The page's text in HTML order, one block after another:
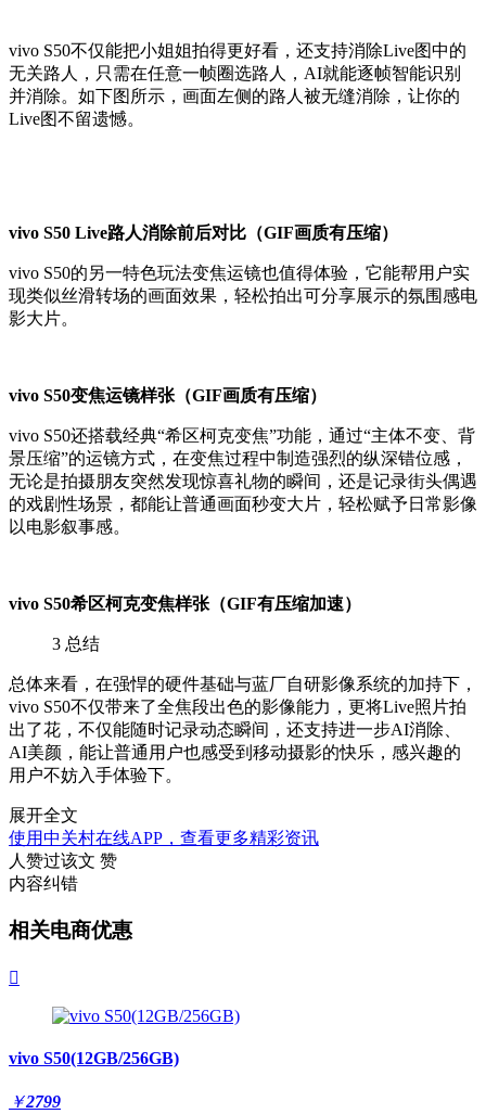
vivo S50不仅能把小姐姐拍得更好看，还支持消除Live图中的
无关路人，只需在任意一帧圈选路人，AI就能逐帧智能识别
并消除。如下图所示，画面左侧的路人被无缝消除，让你的
Live图不留遗憾。
vivo S50 Live路人消除前后对比（GIF画质有压缩）
vivo S50的另一特色玩法变焦运镜也值得体验，它能帮用户实
现类似丝滑转场的画面效果，轻松拍出可分享展示的氛围感电
影大片。
vivo S50变焦运镜样张（GIF画质有压缩）
vivo S50还搭载经典“希区柯克变焦”功能，通过“主体不变、背
景压缩”的运镜方式，在变焦过程中制造强烈的纵深错位感，
无论是拍摄朋友突然发现惊喜礼物的瞬间，还是记录街头偶遇
的戏剧性场景，都能让普通画面秒变大片，轻松赋予日常影像
以电影叙事感。
vivo S50希区柯克变焦样张（GIF有压缩加速）
3 总结
总体来看，在强悍的硬件基础与蓝厂自研影像系统的加持下，
vivo S50不仅带来了全焦段出色的影像能力，更将Live照片拍
出了花，不仅能随时记录动态瞬间，还支持进一步AI消除、
AI美颜，能让普通用户也感受到移动摄影的快乐，感兴趣的
用户不妨入手体验下。
展开全文
使用中关村在线APP，查看更多精彩资讯
人赞过该文 赞
内容纠错
相关电商优惠

vivo S50(12GB/256GB)
￥2799